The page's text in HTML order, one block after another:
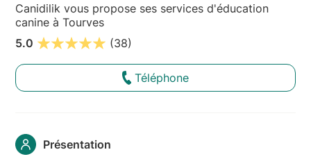
Canidilik vous propose ses services d'éducation
canine à Tourves
5.0
(38)
Téléphone
Présentation